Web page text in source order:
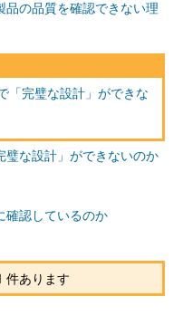
品の品質を確認できない理
「完璧な設計」ができな
璧な設計」ができないのか
確認しているのか
件あります